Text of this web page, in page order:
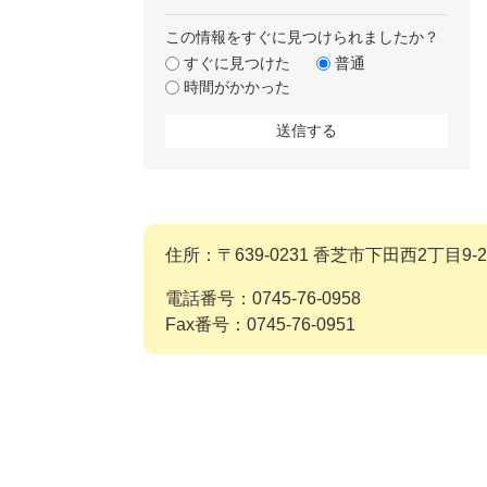
この情報をすぐに見つけられましたか？
すぐに見つけた
普通
時間がかかった
住所：〒639-0231 香芝市下田西2丁目9-
電話番号：0745-76-0958
Fax番号：0745-76-0951